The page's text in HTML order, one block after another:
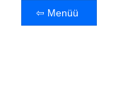
⇦ Menüü